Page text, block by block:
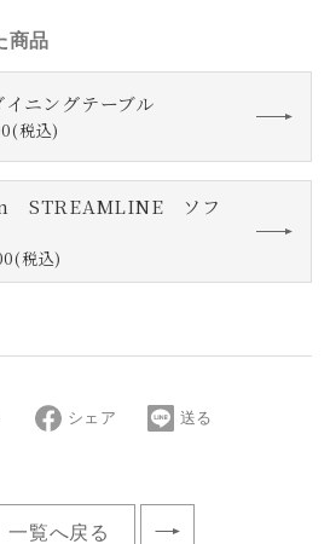
商品
ニングテーブル
税込)
STREAMLINE ソフ
税込)
シェア 送る
一覧へ戻る